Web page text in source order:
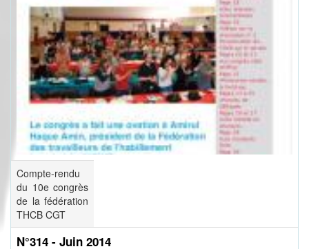
Compte-rendu
du 10e congrès
de la fédération
THCB CGT
N°314 - Juin 2014